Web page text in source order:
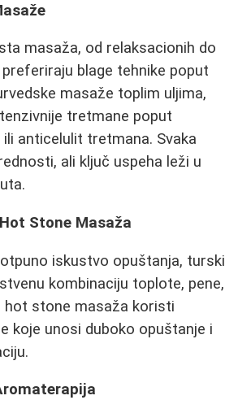
masaža, od relaksacionih do
blage tehnike poput
masaže toplim uljima,
tretmane poput
anticelulit tretmana. Svaka
ali ključ uspeha leži u
Stone Masaža
iskustvo opuštanja, turski
kombinaciju toplote, pene,
hot stone masaža koristi
koje unosi duboko opuštanje i